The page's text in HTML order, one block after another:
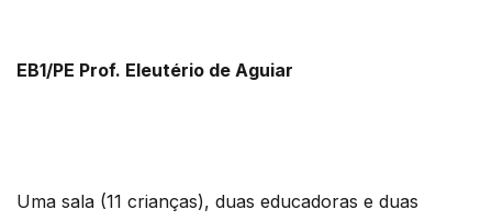
EB1/PE Prof. Eleutério de Aguiar
Uma sala (11 crianças), duas educadoras e duas